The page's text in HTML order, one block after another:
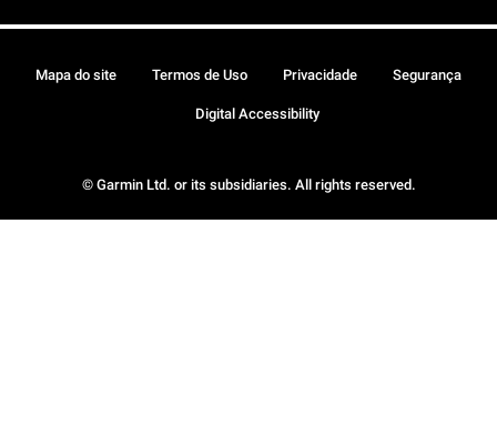
© Garmin Ltd. or its subsidiaries. All rights reserved.
Mapa do site Termos de Uso Privacidade Segurança
Digital Accessibility